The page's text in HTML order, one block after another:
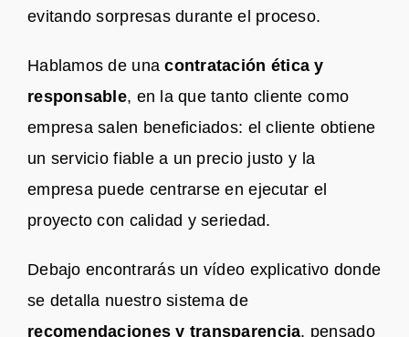
evitando sorpresas durante el proceso.
Hablamos de unacontratación ética y
responsable, en la que tanto cliente como
empresa salen beneficiados: el cliente obtiene
un servicio fiable a un precio justo y la
empresa puede centrarse en ejecutar el
proyecto con calidad y seriedad.
Debajo encontrarás un vídeo explicativo donde
se detalla nuestro sistema de
recomendaciones y transparencia, pensado